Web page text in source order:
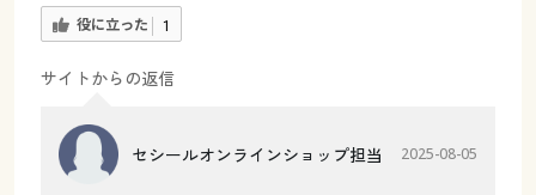
役に立った 1
サイトからの返信
セシールオンラインショップ担当 2025-08-05